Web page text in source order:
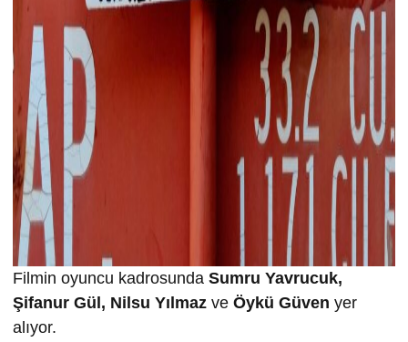
Filmin oyuncu kadrosunda Sumru Yavrucuk,
Şifanur Gül, Nilsu Yılmaz ve Öykü Güven yer
alıyor.